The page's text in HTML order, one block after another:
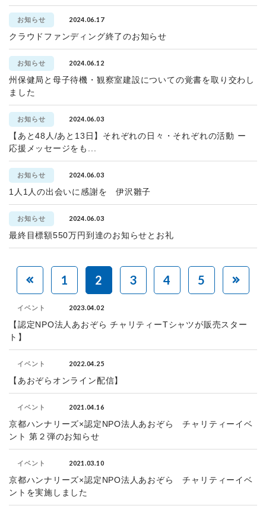
お知らせ 2024.06.17
クラウドファンディング終了のお知らせ
お知らせ 2024.06.12
州保健局と母子待機・観察室建設についての覚書を取り交わし
ました
お知らせ 2024.06.03
【あと48人/あと13日】それぞれの日々・それぞれの活動 ー
応援メッセージをも...
お知らせ 2024.06.03
1人1人の出会いに感謝を 伊沢雛子
お知らせ 2024.06.03
最終目標額550万円到達のお知らせとお礼
1 2 3 4 5
イベント 2023.04.02
【認定NPO法人あおぞら チャリティーTシャツが販売スター
ト】
イベント 2022.04.25
【あおぞらオンライン配信】
イベント 2021.04.16
京都ハンナリーズ×認定NPO法人あおぞら チャリティーイベ
ント 第２弾のお知らせ
イベント 2021.03.10
京都ハンナリーズ×認定NPO法人あおぞら チャリティーイベ
ントを実施しました